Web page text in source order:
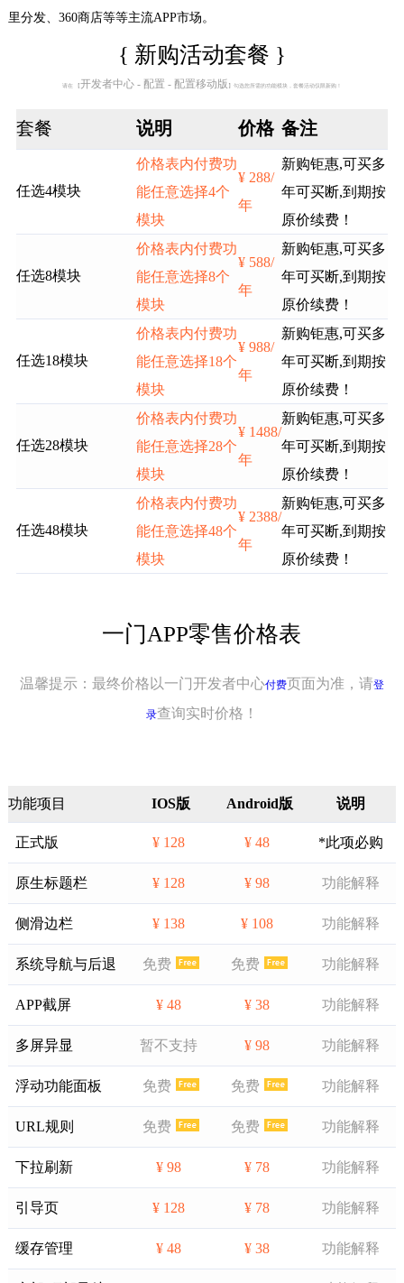
里分发、360商店等等主流APP市场。
{ 新购活动套餐 }
请在 【开发者中心 - 配置 - 配置移动版 】勾选您所需的功能模块，套餐活动仅限新购！
套餐 说明 价格 备注
任选4模块
价格表内付费功
能任意选择4个
模块
¥ 288/
年
新购钜惠,可买多
年可买断,到期按
原价续费！
任选8模块
价格表内付费功
能任意选择8个
模块
¥ 588/
年
新购钜惠,可买多
年可买断,到期按
原价续费！
任选18模块
价格表内付费功
能任意选择18个
模块
¥ 988/
年
新购钜惠,可买多
年可买断,到期按
原价续费！
任选28模块
价格表内付费功
能任意选择28个
模块
¥ 1488/
年
新购钜惠,可买多
年可买断,到期按
原价续费！
任选48模块
价格表内付费功
能任意选择48个
模块
¥ 2388/
年
新购钜惠,可买多
年可买断,到期按
原价续费！
一门APP零售价格表
温馨提示：最终价格以一门开发者中心付费页面为准，请登
录查询实时价格！
功能项目 IOS版 Android版 说明
正式版 ¥ 128 ¥ 48 *此项必购
原生标题栏 ¥ 128 ¥ 98 功能解释
侧滑边栏 ¥ 138 ¥ 108 功能解释
系统导航与后退 免费 免费 功能解释
APP截屏 ¥ 48 ¥ 38 功能解释
多屏异显 暂不支持 ¥ 98 功能解释
浮动功能面板 免费 免费 功能解释
URL规则 免费 免费 功能解释
下拉刷新 ¥ 98 ¥ 78 功能解释
引导页 ¥ 128 ¥ 78 功能解释
缓存管理 ¥ 48 ¥ 38 功能解释